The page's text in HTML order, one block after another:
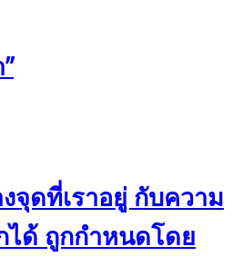
จุดที่เราอยู่ กับความ
ได้ ถูกกำหนดโดย